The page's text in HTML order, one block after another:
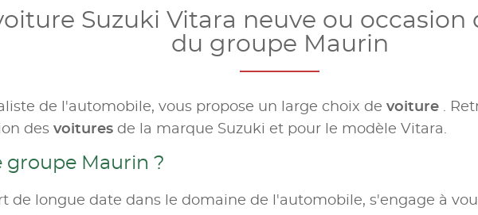
Suzuki Vitara neuve ou occasion
du groupe Maurin
de l'automobile, vous propose un large choix de voiture .
des voitures de la marque Suzuki et pour le modèle Vitara.
groupe Maurin ?
de longue date dans le domaine de l'automobile, s'engage à